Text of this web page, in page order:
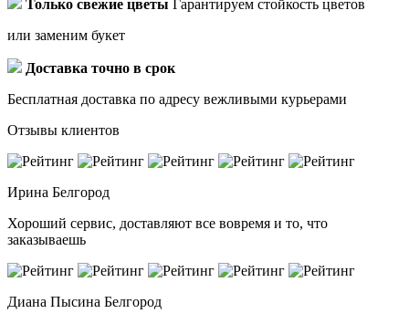
Только свежие цветы Гарантируем стойкость цветов
или заменим букет
Доставка точно в срок
Бесплатная доставка по адресу вежливыми курьерами
Отзывы клиентов
Ирина Белгород
Хороший сервис, доставляют все вовремя и то, что
заказываешь
Диана Пысина Белгород